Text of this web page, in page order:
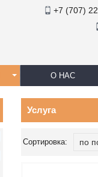
+7 (707)
О НАС
Услуга